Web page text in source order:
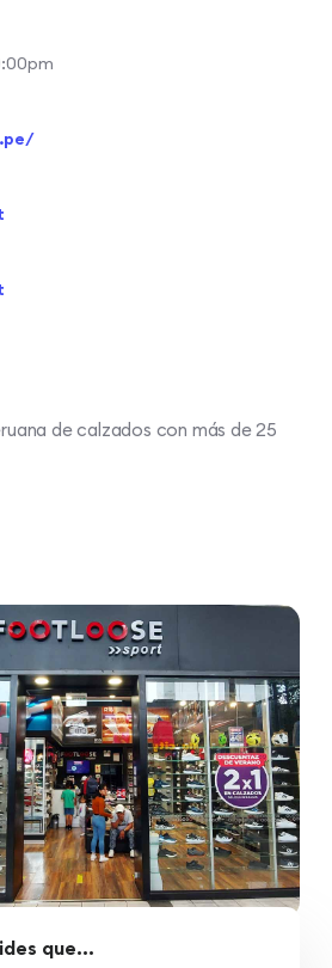
de calzados con más de 25
que...